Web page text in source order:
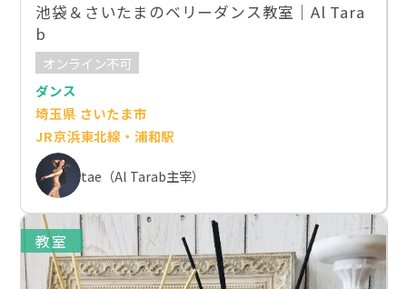
池袋＆さいたまのベリーダンス教室｜Al Tara
b
オンライン不可
ダンス
埼玉県 さいたま市
JR京浜東北線・浦和駅
tae（Al Tarab主宰）
教室